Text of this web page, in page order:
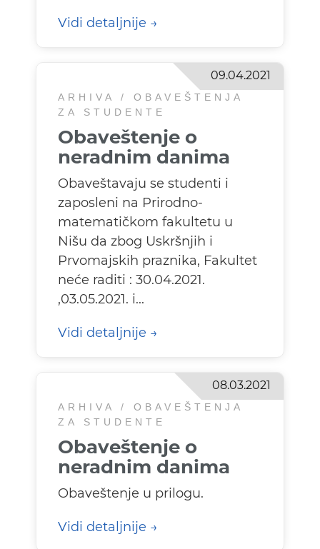
Vidi detaljnije
09.04.2021
ARHIVA / OBAVEŠTENJA
ZA STUDENTE
Obaveštenje o
neradnim danima
Obaveštavaju se studenti i
zaposleni na Prirodno-
matematičkom fakultetu u
Nišu da zbog Uskršnjih i
Prvomajskih praznika, Fakultet
neće raditi : 30.04.2021.
,03.05.2021. i...
Vidi detaljnije
08.03.2021
ARHIVA / OBAVEŠTENJA
ZA STUDENTE
Obaveštenje o
neradnim danima
Obaveštenje u prilogu.
Vidi detaljnije